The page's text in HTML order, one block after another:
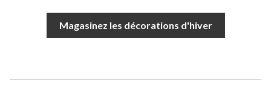
Magasinez les décorations d'hiver